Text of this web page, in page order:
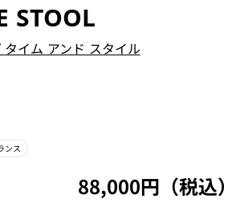
STOOL
タイム アンド スタイル
ンス
88,000円（税込）